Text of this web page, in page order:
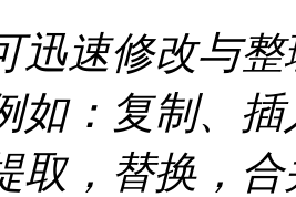
迅速修改与
如：复制、
取，替换，